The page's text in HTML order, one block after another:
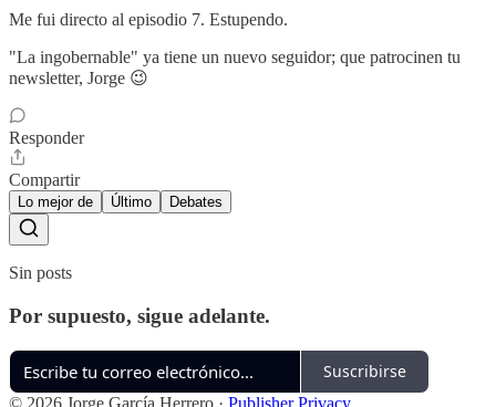
Me fui directo al episodio 7. Estupendo.
"La ingobernable" ya tiene un nuevo seguidor; que patrocinen tu
newsletter, Jorge 😉
Responder
Compartir
Lo mejor de Último Debates
Sin posts
Por supuesto, sigue adelante.
Suscribirse
© 2026 Jorge García Herrero · Publisher Privacy